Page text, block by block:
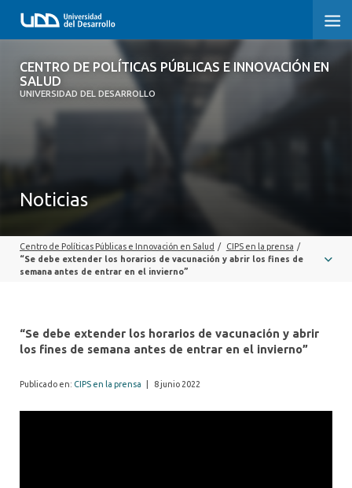
CENTRO DE POLÍTICAS PÚBLICAS E INNOVACIÓN EN
SALUD
UNIVERSIDAD DEL DESARROLLO
CENTRO DE POLÍTICAS PÚBLICAS E
INNOVACIÓN EN SALUD
QUIÉNES SOMOS
SEMINARIOS, CHARLAS U OTROS
COMUNIDAD CIPS
Noticias
Centro de Políticas Públicas e Innovación en Salud / CIPS en la prensa /
“Se debe extender los horarios de vacunación y abrir los fines de
semana antes de entrar en el invierno”
“Se debe extender los horarios de vacunación y abrir
los fines de semana antes de entrar en el invierno”
Publicado en: CIPS en la prensa 8 junio 2022